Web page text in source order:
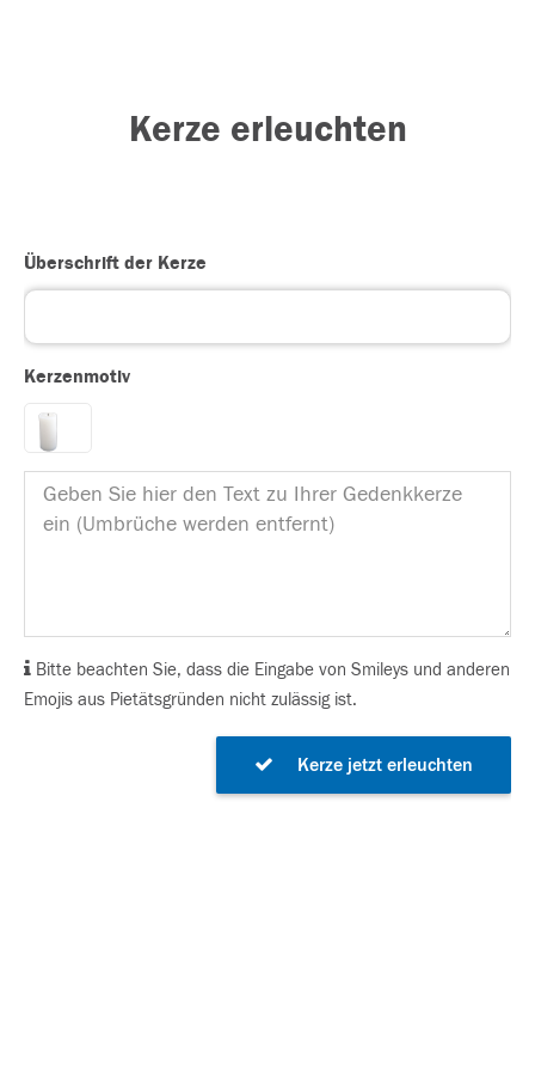
Kerze erleuchten
Überschrift der Kerze
Kerzenmotiv
Bitte beachten Sie, dass die Eingabe von Smileys und anderen
Emojis aus Pietätsgründen nicht zulässig ist.
Kerze jetzt erleuchten